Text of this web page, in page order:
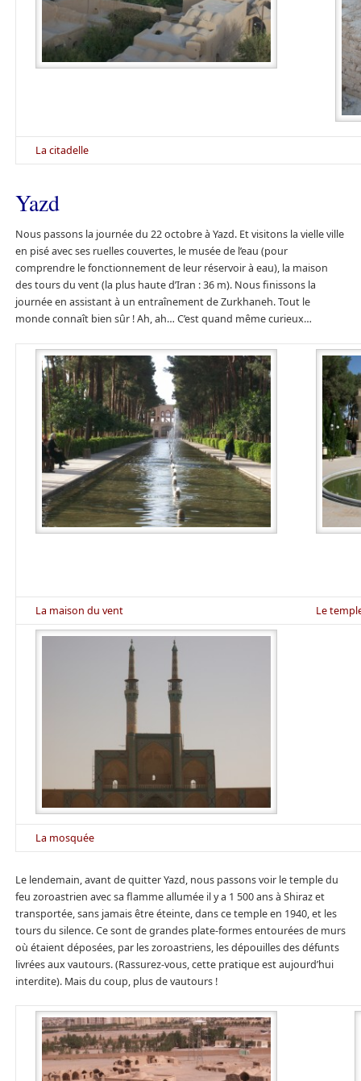
La citadelle
Yazd
Nous passons la journée du 22 octobre à Yazd. Et visitons la vielle ville
en pisé avec ses ruelles couvertes, le musée de l’eau (pour
comprendre le fonctionnement de leur réservoir à eau), la maison
des tours du vent (la plus haute d’Iran : 36 m). Nous finissons la
journée en assistant à un entraînement de Zurkhaneh. Tout le
monde connaît bien sûr ! Ah, ah… C’est quand même curieux…
La maison du vent Le
La mosquée
Le lendemain, avant de quitter Yazd, nous passons voir le temple du
feu zoroastrien avec sa flamme allumée il y a 1 500 ans à Shiraz et
transportée, sans jamais être éteinte, dans ce temple en 1940, et les
tours du silence. Ce sont de grandes plate-formes entourées de murs
où étaient déposées, par les zoroastriens, les dépouilles des défunts
livrées aux vautours. (Rassurez-vous, cette pratique est aujourd’hui
interdite). Mais du coup, plus de vautours !